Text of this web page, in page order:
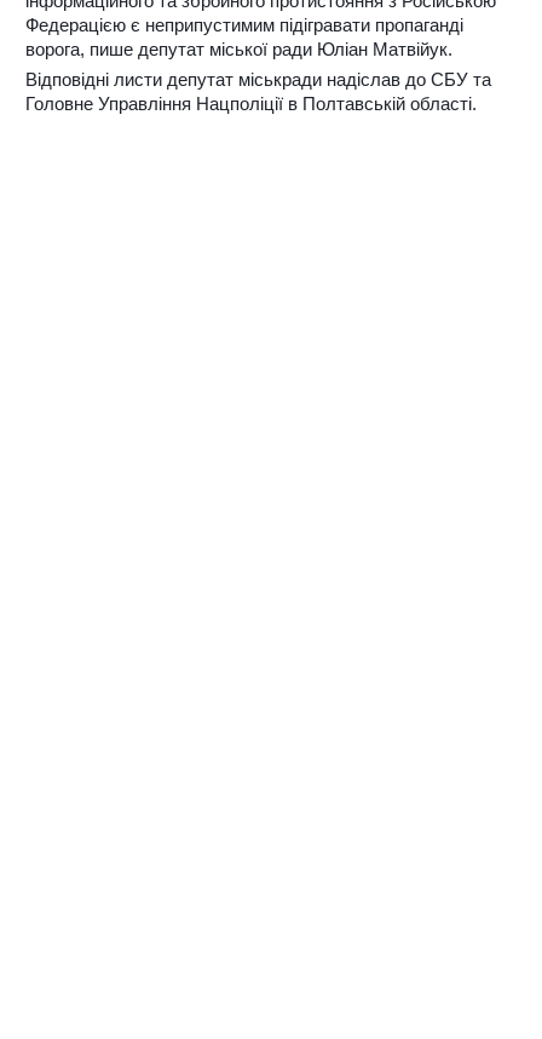
Федерацією є неприпустимим підігравати пропаганді
ворога, пише депутат міської ради Юліан Матвійук.
Відповідні листи депутат міськради надіслав до СБУ та
Головне Управління Нацполіції в Полтавській області.